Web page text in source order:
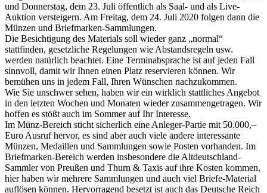
und Donnerstag, dem 23. Juli öffentlich als Saal- und als Live-
Auktion versteigern. Am Freitag, dem 24. Juli 2020 folgen dann die
Münzen und Briefmarken-Sammlungen.
Die Besichtigung des Materials soll wieder ganz „normal“
stattfinden, gesetzliche Regelungen wie Abstandsregeln usw.
werden natürlich beachtet. Eine Terminabsprache ist auf jeden Fall
sinnvoll, damit wir Ihnen einen Platz reservieren können. Wir
bemühen uns in jedem Fall, Ihren Wünschen nachzukommen.
Wie Sie unschwer sehen, haben wir ein wirklich stattliches Angebot
in den letzten Wochen und Monaten wieder zusammengetragen. Wir
hoffen es stößt auch im Sommer auf Ihr Interesse.
Im Münz-Bereich sticht sicherlich eine Anleger-Partie mit 50.000,–
Euro Ausruf hervor, es sind aber auch viele andere interessante
Münzen, Medaillen und Sammlungen sowie Posten vorhanden. Im
Briefmarken-Bereich werden insbesondere die Altdeutschland-
Sammler von Preußen und Thurn & Taxis auf ihre Kosten kommen,
hier haben wir mehrere Sammlungen und auch viel Briefe-Material
auflösen können. Hervorragend besetzt ist auch das Deutsche Reich